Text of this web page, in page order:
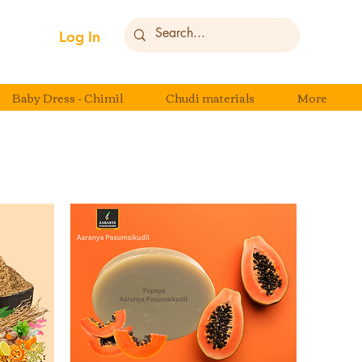
Log In
Baby Dress - Chimil Chudi materials More